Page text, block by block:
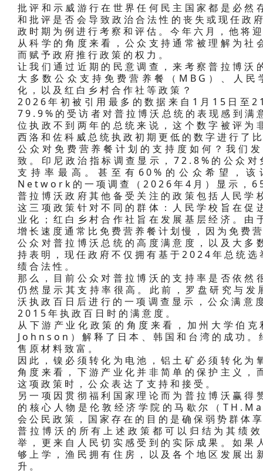
批评和示威游行在世界任何民主国家都是必
和批评是否会导致政治合法性的丧失或现任政
政时期为例进行考察和评估。今年六月，他将
从科学的角度来看，公众支持通常被理解为
而赋予政府推行政策的权力。
让我们通过近期的民意调查，来考察普拉博
大多数公众支持免费营养餐（MBG）、人
化，以及红白乡村合作社等政策？
2026年初被引用最多的数据来自1月15日至
79.9%的受访者对普拉博沃总统的表现感到满
位执政不到两年的总统来说，这个数字被评
西洛和佐科威总统执政初期更低的数字进行了
公众对免费营养餐计划的支持度如何？我们
致。印尼政治指标调查显示，72.8%的公众
支持率最高。甚至有60%的公众希望，
Network的一项调查（2026年4月）显示，
普拉博沃政府其他备受关注的政策包括人民
这三项政策针对不同的群体：人民学校旨在
业化；红白乡村合作社旨在发展基层经济。
增长速度通常比免费营养餐计划慢，因为免费
公众对普拉博沃总统的高度满意度，以及大
持表明，现任政府不仅拥有基于2024年总统
绩合法性。
那么，目前公众对普拉博沃的支持率是否依
仍然显示其支持率很高。此前，罗盘研究与
沃执政百日后进行的一项调查显示，公众满
2015年执政百日时的满意度。
从下游产业化政策的角度来看，加州大学伯
Johnson）解释了日本、韩国和台湾的成功。
售原材料致富。
因此，镍必须转化为电池，铝土矿必须转化
角度来看，下游产业化并非简单的保护主义
这项政策时，公众表达了支持和接受。
另一项因贯彻福利国家理论而为普拉博沃赢
的核心人物是伦敦经济学院的马歇尔（
会公民政策，国家存在的目的是确保弱势群体
普拉博沃的所有上述政策都可以归结为其绩
举，更来自人民切实感受到的实际成果。如
够上学，渔民拥有住房，以及各个地区发展
升。